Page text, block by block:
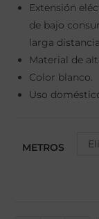
Extensión
de bajo
larga distancia.
Material de
Color blanco.
Uso
METROS